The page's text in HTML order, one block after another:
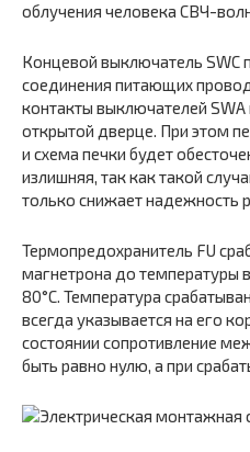
облучения человека СВЧ-
Концевой выключатель SWC
соединения питающих
контакты выключателей SWA
открытой дверце. При этом
и схема печки будет
излишняя, так как такой
только снижает надежность
Термопредохранитель FU
магнетрона до температуры
80°С. Температура
всегда указывается на его
состоянии сопротивление
быть равно нулю, а при